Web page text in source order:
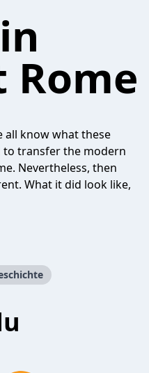
Rome
all know what these
to transfer the modern
Nevertheless, then
What it did look like,